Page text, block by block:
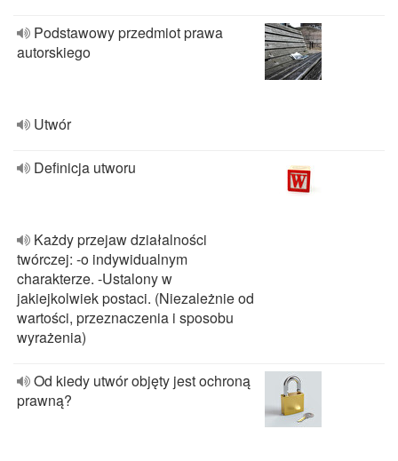
Podstawowy przedmiot prawa
autorskiego
Utwór
Definicja utworu
Każdy przejaw działalności
twórczej: -o indywidualnym
charakterze. -Ustalony w
jakiejkolwiek postaci. (Niezależnie od
wartości, przeznaczenia i sposobu
wyrażenia)
Od kiedy utwór objęty jest ochroną
prawną?